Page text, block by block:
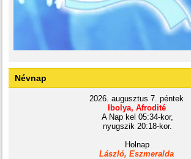
Névnap
2026. augusztus 7. péntek
Ibolya, Afrodité
A Nap kel 05:34-kor,
nyugszik 20:18-kor.
Holnap
László, Eszmeralda